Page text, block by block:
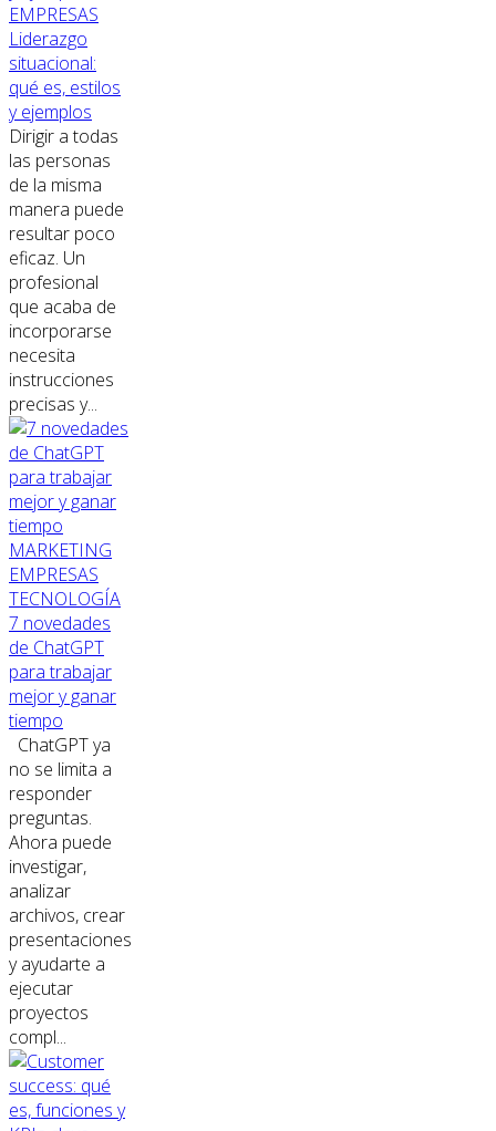
EMPRESAS
Liderazgo
situacional:
qué es, estilos
y ejemplos
Dirigir a todas
las personas
de la misma
manera puede
resultar poco
eficaz. Un
profesional
que acaba de
incorporarse
necesita
instrucciones
precisas y...
MARKETING
EMPRESAS
TECNOLOGÍA
7 novedades
de ChatGPT
para trabajar
mejor y ganar
tiempo
ChatGPT ya
no se limita a
responder
preguntas.
Ahora puede
investigar,
analizar
archivos, crear
presentaciones
y ayudarte a
ejecutar
proyectos
compl...